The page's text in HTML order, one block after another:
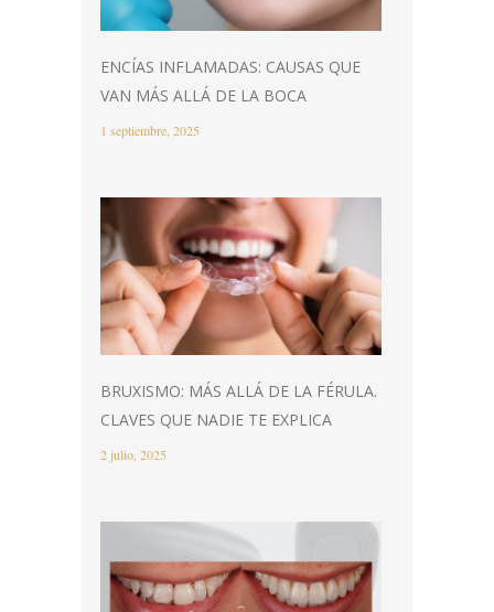
ENCÍAS INFLAMADAS: CAUSAS QUE
VAN MÁS ALLÁ DE LA BOCA
1 septiembre, 2025
BRUXISMO: MÁS ALLÁ DE LA FÉRULA.
CLAVES QUE NADIE TE EXPLICA
2 julio, 2025